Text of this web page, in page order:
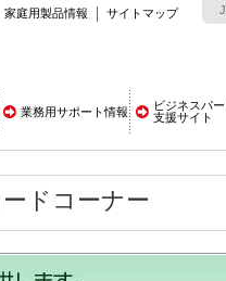
家庭用製品情報 サイトマップ
業務用サポート情報
ビジネスパ
支援サイト
ドコーナー